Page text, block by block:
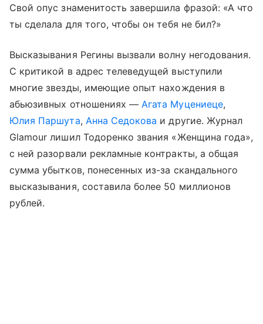
Свой опус знаменитость завершила фразой: «А что
ты сделала для того, чтобы он тебя не бил?»
Высказывания Регины вызвали волну негодования.
С критикой в адрес телеведущей выступили
многие звезды, имеющие опыт нахождения в
абьюзивных отношениях — Агата Муцениеце,
Юлия Паршута, Анна Седокова и другие. Журнал
Glamour лишил Тодоренко звания «Женщина года»,
с ней разорвали рекламные контракты, а общая
сумма убытков, понесенных из-за скандального
высказывания, составила более 50 миллионов
рублей.